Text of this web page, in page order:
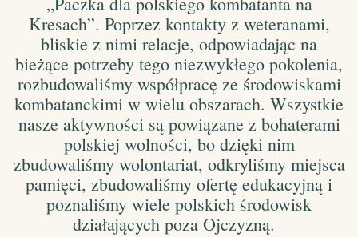
Kresach”. Poprzez kontakty z weteranami,
bliskie z nimi relacje, odpowiadając na
bieżące potrzeby tego niezwykłego pokolenia,
rozbudowaliśmy współpracę ze środowiskami
kombatanckimi w wielu obszarach. Wszystkie
nasze aktywności są powiązane z bohaterami
polskiej wolności, bo dzięki nim
zbudowaliśmy wolontariat, odkryliśmy miejsca
pamięci, zbudowaliśmy ofertę edukacyjną i
poznaliśmy wiele polskich środowisk
działających poza Ojczyzną.